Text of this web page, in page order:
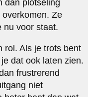
dan plotseling
Ze
nu voor staat.
rol. Als je trots bent
dat ook laten zien.
frustrerend
niet